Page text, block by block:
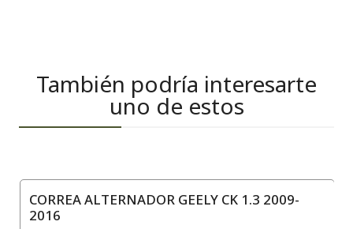
También podría interesarte
uno de estos
CORREA ALTERNADOR GEELY CK 1.3 2009-
2016